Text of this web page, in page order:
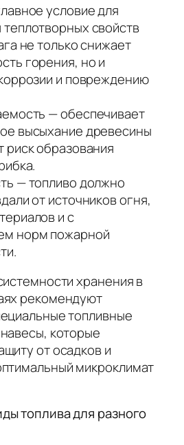
условие для
свойств
не только снижает
горения, но и
и повреждению
— обеспечивает
высыхание древесины
риск образования
— топливо должно
от источников огня,
и с
норм пожарной
хранения в
рекомендуют
топливные
которые
от осадков и
микроклимат
топлива для разного